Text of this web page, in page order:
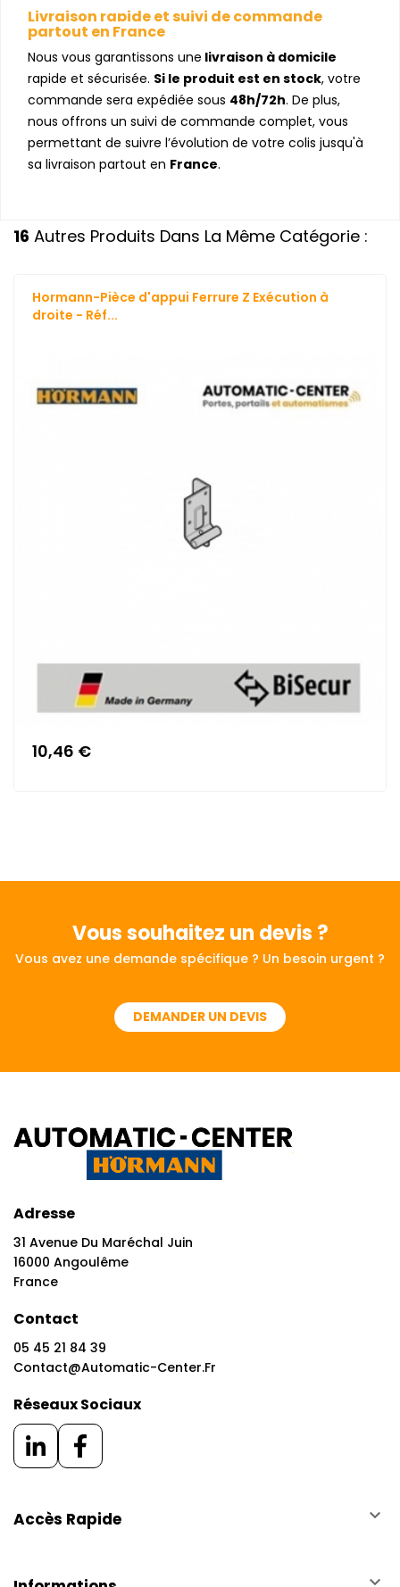
Livraison rapide et suivi de commande
partout en France
Nous vous garantissons une livraison à domicile
rapide et sécurisée. Si le produit est en stock, votre
commande sera expédiée sous 48h/72h. De plus,
nous offrons un suivi de commande complet, vous
permettant de suivre l’évolution de votre colis jusqu'à
sa livraison partout en France.
16 Autres Produits Dans La Même Catégorie :
Hormann-Pièce d'appui Ferrure Z Exécution à
droite - Réf...
10,46 €
Vous souhaitez un devis ?
Vous avez une demande spécifique ? Un besoin urgent ?
DEMANDER UN DEVIS
Adresse
31 Avenue Du Maréchal Juin
16000 Angoulême
France
Contact
05 45 21 84 39
Contact@automatic-Center.fr
Réseaux Sociaux
Accès Rapide keyboard_arrow_down
keyboard_arrow_down